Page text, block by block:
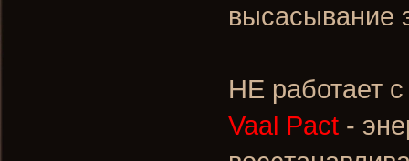
высасывание
НЕ работает
Vaal Pact -